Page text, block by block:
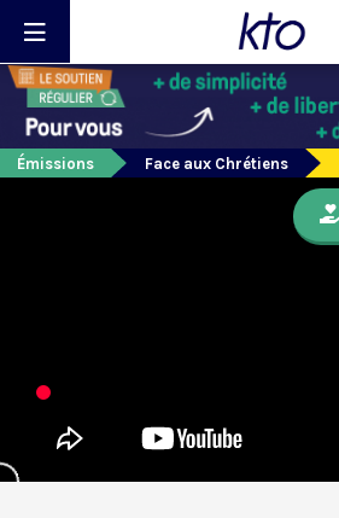
Émissions Face aux Chrétiens